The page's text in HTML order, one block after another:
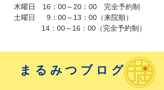
木曜日 16：00～20：00 完全予約制
土曜日 9：00～13：00（来院順）
​ 14：00～16：00（完全予約制）
まるみつブログ